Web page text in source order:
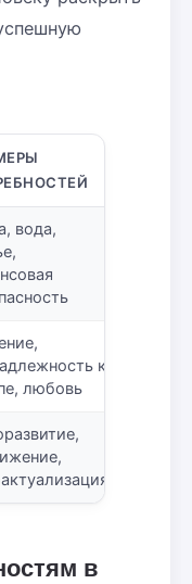
вода,
к
любовь
в